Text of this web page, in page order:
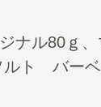
ナル80ｇ、
ルト バー